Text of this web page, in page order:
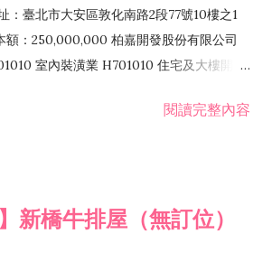
：臺北市大安區敦化南路2段77號10樓之1
額：250,000,000 柏嘉開發股份有限公司
室內裝潢業 H701010 住宅及大樓開發
買賣業 H703100 不動產租賃業 I503010
閱讀完整內容
新橋牛排屋（無訂位）